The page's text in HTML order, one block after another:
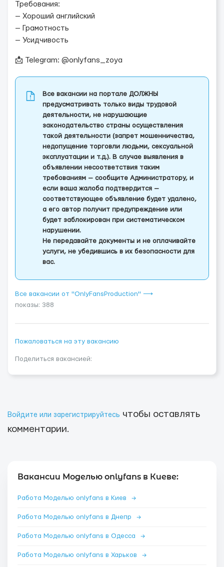
Требования:
— Хороший английский
— Грамотность
— Усидчивость
📩 Telegram: @onlyfans_zoya
Все вакансии на портале ДОЛЖНЫ
предусматривать только виды трудовой
деятельности, не нарушающие
законодательство страны осуществления
такой деятельности (запрет мошенничества,
недопущение торговли людьми, сексуальной
эксплуатации и т.д.). В случае выявления в
объявлении несоответствия таким
требованиям — сообщите Администратору, и
если ваша жалоба подтвердится —
соответствующее объявление будет удалено,
а его автор получит предупреждение или
будет заблокирован при систематическом
нарушении.
Не передавайте документы и не оплачивайте
услуги, не убедившись в их безопасности для
вас.
Все вакансии от "OnlyFansProduction" ⟶
показы: 388
Пожаловаться на эту вакансию
Поделиться вакансией:
Войдите или зарегистрируйтесь чтобы оставлять
комментарии.
Вакансии Моделью onlyfans в Киеве:
Работа Моделью onlyfans в Киев →
Работа Моделью onlyfans в Днепр →
Работа Моделью onlyfans в Одесса →
Работа Моделью onlyfans в Харьков →